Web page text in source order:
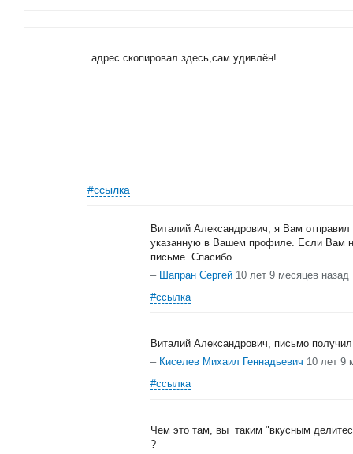
адрес скопировал здесь,сам удивлён!
#ссылка
Виталий Александрович, я Вам
указанную в Вашем профиле. Если Вам
письме. Спасибо.
– Шапран Сергей 10 лет 9 месяцев назад
#ссылка
Виталий Александрович, письмо
– Киселев Михаил Геннадьевич 10 лет 9
#ссылка
Чем это там, вы таким "вкусным
?